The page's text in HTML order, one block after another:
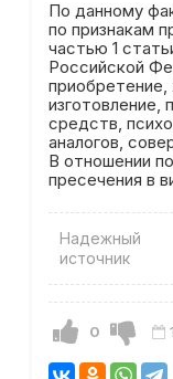
По данному
по признакам
частью 1
Российской
приобретение,
изготовление,
средств,
аналогов,
В отношении
пресечения в
Надежный
источник
0